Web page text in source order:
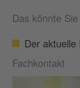
Das könnte
Der
Fachkontakt